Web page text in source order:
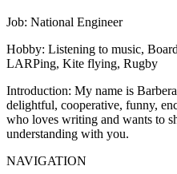
Job: National Engineer
Hobby: Listening to music,
LARPing, Kite flying, Rugby
Introduction: My name is
delightful, cooperative, funny,
who loves writing and wants to
understanding with you.
NAVIGATION